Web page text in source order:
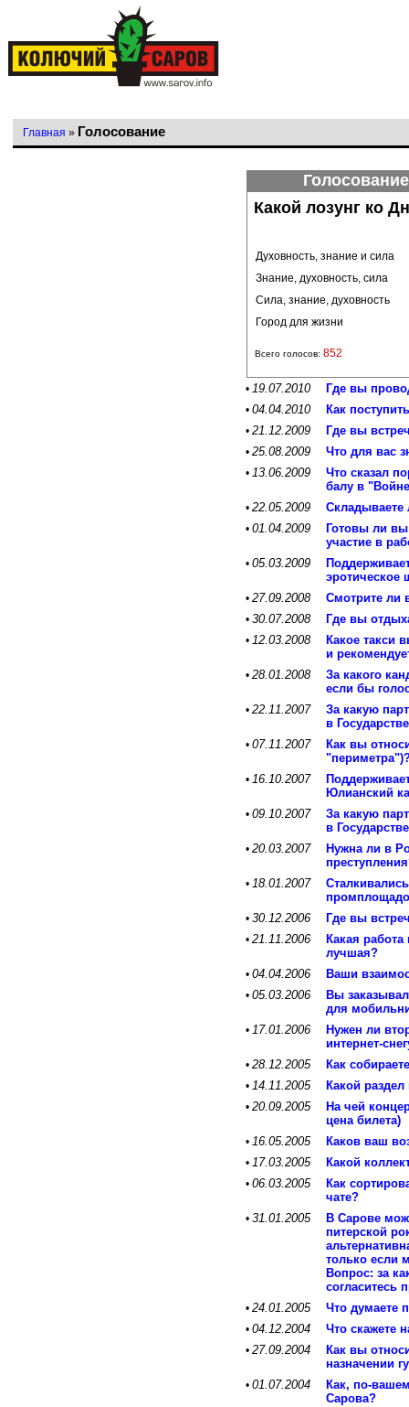
Главная » Голосование
Какой лозунг ко
Духовность, знание и сила
Знание, духовность, сила
Сила, знание, духовность
Город для жизни
Всего голосов: 852
• 19.07.2010 Где вы
• 04.04.2010 Как
• 21.12.2009 Где вы
• 25.08.2009 Что для вас
• 13.06.2009
Что сказал
балу в
• 22.05.2009 Складываете
• 01.04.2009
Готовы ли
участие в
• 05.03.2009
эротическое
• 27.09.2008 Смотрите ли
• 30.07.2008 Где вы
• 12.03.2008
Какое такси
и
• 28.01.2008
За какого
если бы
• 22.11.2007
За какую
в
• 07.11.2007
Как вы
• 16.10.2007
Юлианский
• 09.10.2007
За какую
в
• 20.03.2007
Нужна ли в
• 18.01.2007
• 30.12.2006 Где вы
• 21.11.2006
Какая
лучшая?
• 04.04.2006 Ваши
• 05.03.2006
Вы
для
• 17.01.2006
Нужен ли
интернет-
• 28.12.2005 Как
• 14.11.2005 Какой
• 20.09.2005
На чей
цена билета)
• 16.05.2005 Каков ваш
• 17.03.2005 Какой
• 06.03.2005
Как
чате?
• 31.01.2005
В Сарове
питерской
только если
Вопрос: за
согласитесь
• 24.01.2005 Что думаете
• 04.12.2004 Что скажете
• 27.09.2004
Как вы
назначении
• 01.07.2004
Как, по-
Сарова?